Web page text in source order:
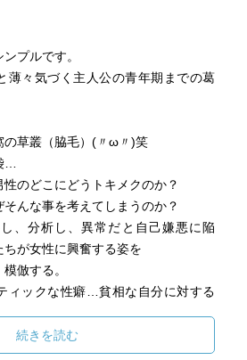
プルです。
薄々気づく主人公の青年期までの葛
の草叢（脇毛）(〃ω〃)笑
…
のどこにどうトキメクのか？
んな事を考えてしまうのか？
、分析し、異常だと自己嫌悪に陥
が女性に興奮する姿を
倣する。
ィックな性癖…貧相な自分に対する
続きを読む